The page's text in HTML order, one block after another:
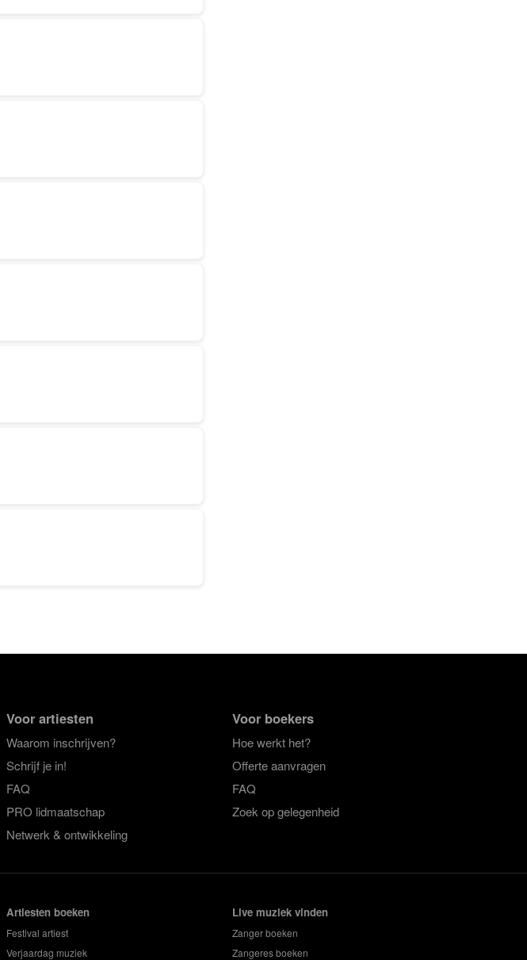
Voor artiesten
Waarom inschrijven?
Schrijf je in!
FAQ
PRO lidmaatschap
Netwerk & ontwikkeling
Voor boekers
Hoe werkt het?
Offerte aanvragen
FAQ
Zoek op gelegenheid
Artiesten boeken
Festival artiest
Verjaardag muziek
Live muziek vinden
Zanger boeken
Zangeres boeken